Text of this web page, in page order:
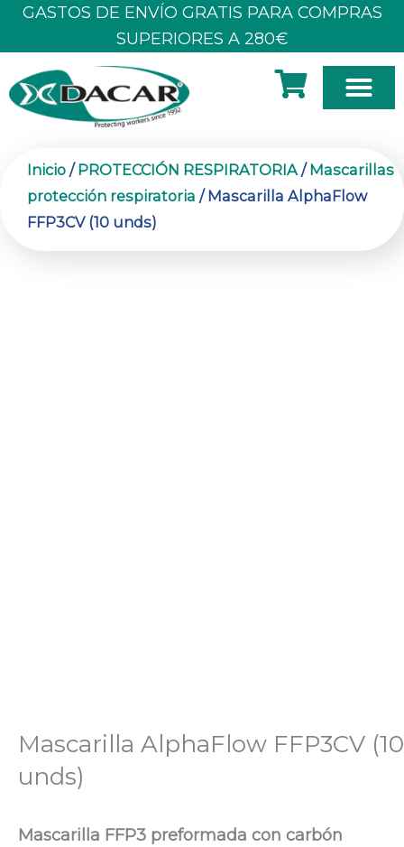
GASTOS DE ENVÍO GRATIS PARA COMPRAS
SUPERIORES A 280€
Inicio /PROTECCIÓN RESPIRATORIA /Mascarillas
protección respiratoria / Mascarilla AlphaFlow
FFP3CV (10 unds)
Mascarilla AlphaFlow FFP3CV (10
unds)
Mascarilla FFP3 preformada con carbón